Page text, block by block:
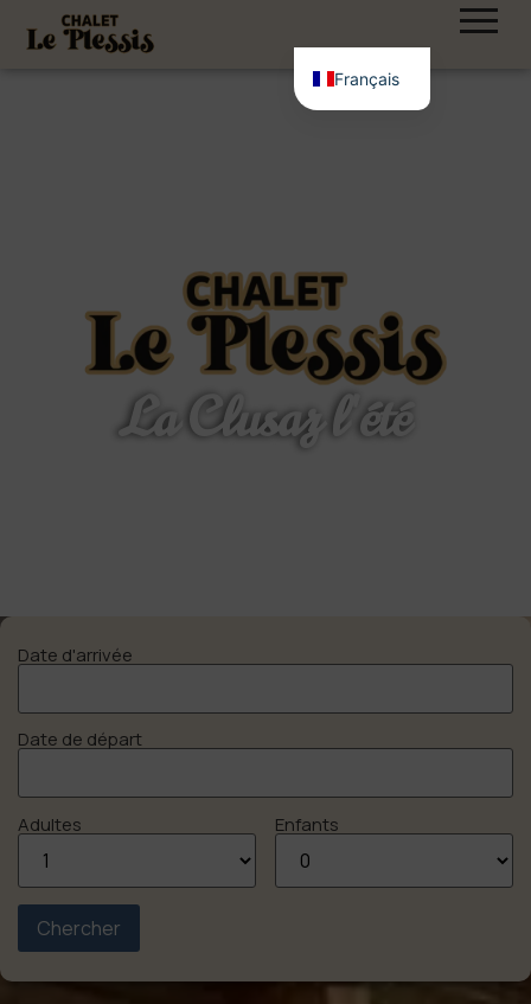
La Clusaz l'été
Date d'arrivée
Date de départ
Adultes Enfants
Français